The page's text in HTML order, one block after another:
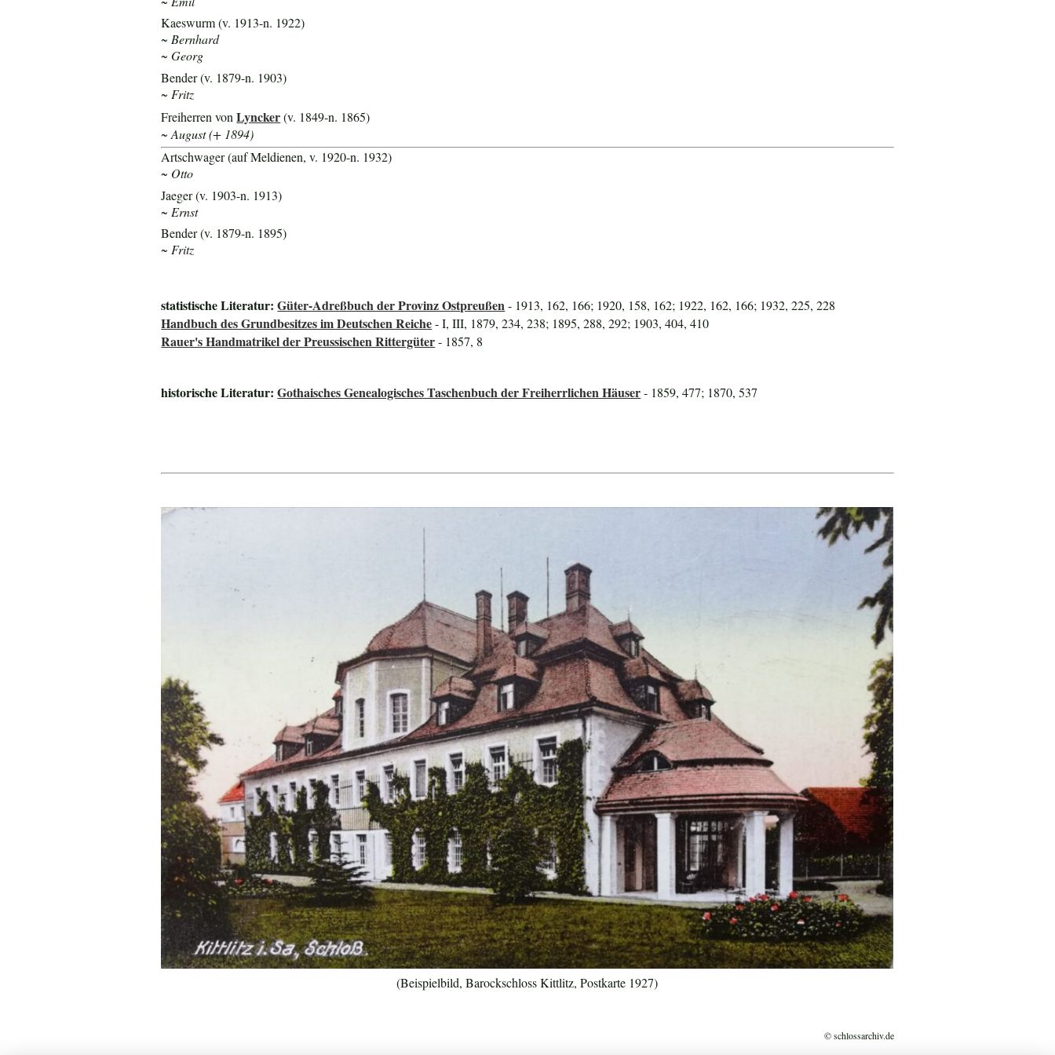
Kaeswurm (v. 1913-n. 1922)
~ Bernhard
~ Georg
Bender (v. 1879-n. 1903)
~ Fritz
Freiherren vonLyncker(v. 1849-n. 1865)
~ August (+ 1894)
Artschwager (auf Meldienen, v. 1920-n. 1932)
~ Otto
Jaeger (v. 1903-n. 1913)
~ Ernst
Bender (v. 1879-n. 1895)
~ Fritz
statistische Literatur:Güter-Adreßbuch der Provinz Ostpreußen- 1913, 162, 166; 1920, 158, 162; 1922, 162, 166; 1932, 225, 228
Handbuch des Grundbesitzes im Deutschen Reiche- I, III, 1879, 234, 238; 1895, 288, 292; 1903, 404, 410
Rauer's Handmatrikel der Preussischen Rittergüter- 1857, 8
historische Literatur:Gothaisches Genealogisches Taschenbuch der Freiherrlichen Häuser- 1859, 477; 1870, 537
(Beispielbild, Barockschloss Kittlitz, Postkarte 1927)
© schlossarchiv.de